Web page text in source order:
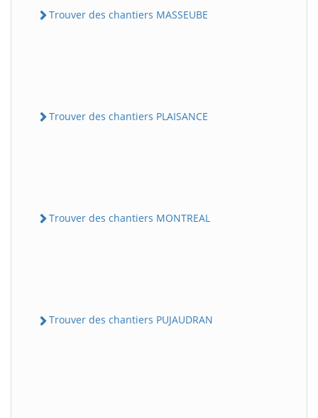
Trouver des chantiers MASSEUBE
Trouver des chantiers PLAISANCE
Trouver des chantiers MONTREAL
Trouver des chantiers PUJAUDRAN